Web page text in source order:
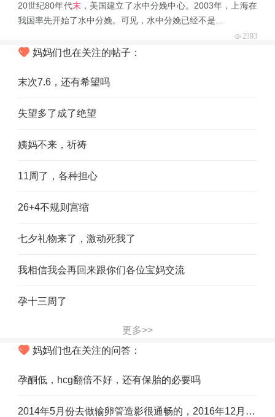
20世纪80年代末，美国建立了水中分娩中心。2003年，上海在
我国率先开始了水中分娩。可见，水中分娩已经不是...
2393
妈妈们也在关注的帖子：
末次7.6，还有希望吗
失望多了成了绝望
姨妈不来，祈祷
11周了，各种担心
26+4不规则宫缩
七夕礼物来了，激动死我了
我相信我会再回来跟你们各位宝妈交流
孕十三周了
更多>>
妈妈们也在关注的问答：
孕酮低，hcg翻倍不好，还有保胎的必要吗
2014年5月份去做输卵管造影很通畅的，2016年12月份做通液就不通了，现在应该怎么治疗